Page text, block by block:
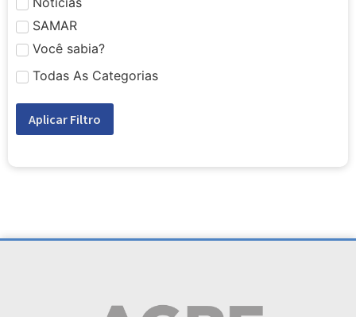
SAMAR
Você sabia?
Todas As Categorias
Aplicar Filtro